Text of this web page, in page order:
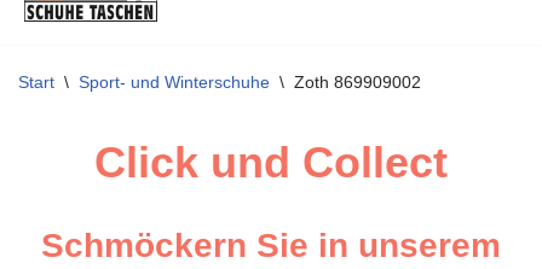
Start \ Sport- und Winterschuhe \ Zoth 869909002
Click und Collect
Schmöckern Sie in unserem